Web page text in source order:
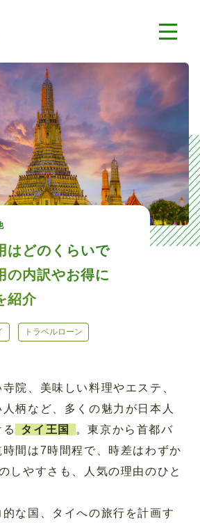
はどのくらいで
の内訳やお得に
紹介
トラベルローン
院、美味しい料理やエステ、
柄など、多くの魅力が日本人
タイ王国
。東京から首都バ
間は7時間程で、時差はわずか
しやすさも、人気の理由のひと
な国、タイへの旅行を計画す